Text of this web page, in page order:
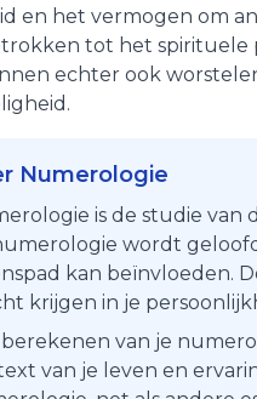
en het vermogen om
tot het spirituele
echter ook
Numerologie
is de studie van
wordt
kan beïnvloeden.
krijgen in je
van je
van je leven en